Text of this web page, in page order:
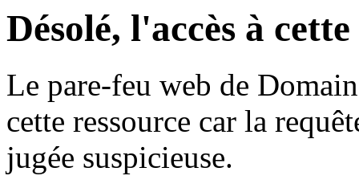
Désolé, l'accès à
Le pare-feu web de
cette ressource car la
jugée suspicieuse.